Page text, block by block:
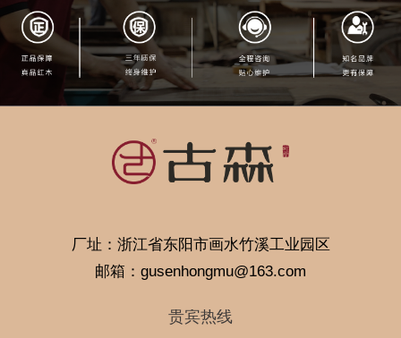
厂址：浙江省东阳市画水竹溪工业园区
邮箱：gusenhongmu@163.com
贵宾热线